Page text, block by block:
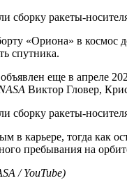
«Ориона» в космос
спутника.
еще в апреле
Виктор Гловер,
в карьере, тогда
пребывания на
/ YouTube)